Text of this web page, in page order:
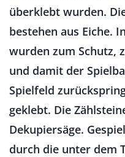
überklebt wurden.
bestehen aus Eiche.
wurden zum Schutz,
und damit der
Spielfeld
geklebt. Die
Dekupiersäge.
durch die unter dem